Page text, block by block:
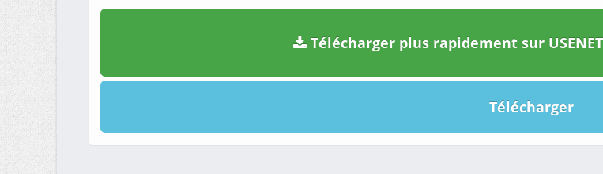
Télécharger plus rapidement sur
Télécharger